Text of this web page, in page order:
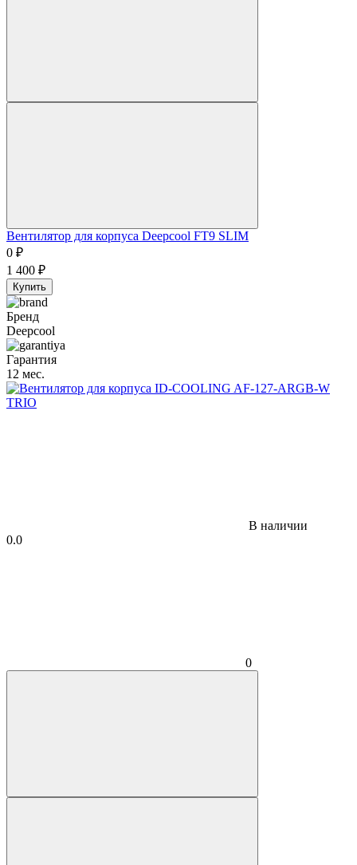
Вентилятор для корпуса Deepcool FT9 SLIM
0 ₽
1 400 ₽
Купить
Бренд
Deepcool
Гарантия
12 мес.
В наличии
0.0
0